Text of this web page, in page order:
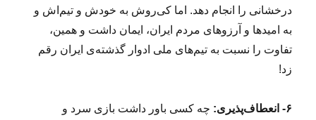
درخشانی را انجام دهد. اما کی‌روش به خودش و تیم‌اش و
به امیدها و آرزوهای مردم ایران، ایمان داشت و همین،
تفاوت‌ را نسبت به تیم‌های ملی ادوار گذشته‌ی ایران رقم
زد!
۶- انعطاف‌پذیری: چه کسی باور داشت بازی سرد و